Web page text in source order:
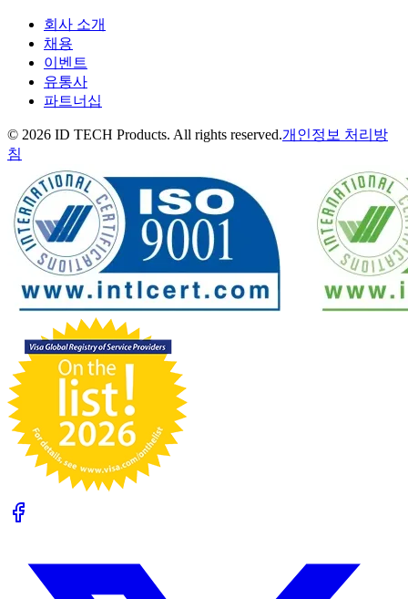
회사 소개
채용
이벤트
유통사
파트너십
© 2026 ID TECH Products. All rights reserved.개인정보 처리방
침